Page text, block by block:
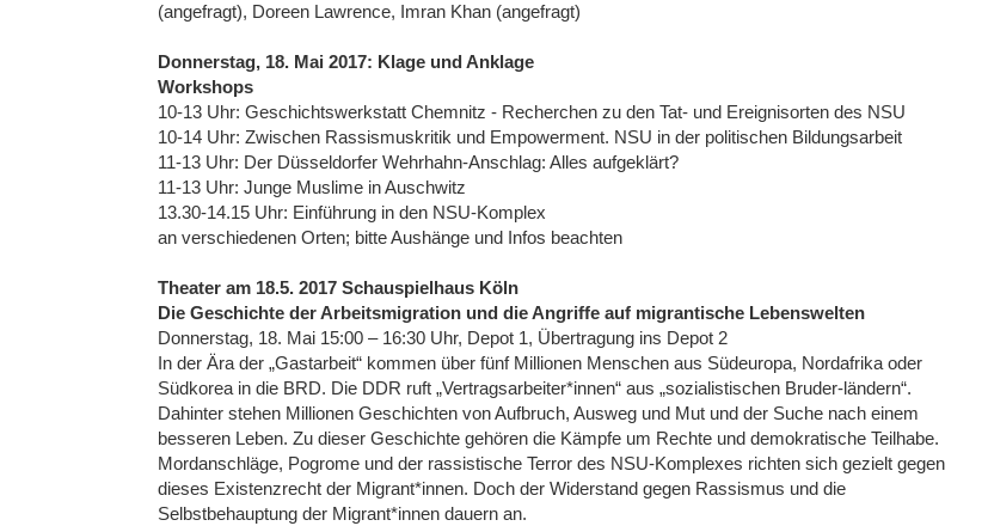
(angefragt), Doreen Lawrence, Imran Khan (angefragt)
Donnerstag, 18. Mai 2017: Klage und Anklage
Workshops
10-13 Uhr: Geschichtswerkstatt Chemnitz - Recherchen zu den Tat- und Ereignisorten des NSU
10-14 Uhr: Zwischen Rassismuskritik und Empowerment. NSU in der politischen Bildungsarbeit
11-13 Uhr: Der Düsseldorfer Wehrhahn-Anschlag: Alles aufgeklärt?
11-13 Uhr: Junge Muslime in Auschwitz
13.30-14.15 Uhr: Einführung in den NSU-Komplex
an verschiedenen Orten; bitte Aushänge und Infos beachten
Theater am 18.5. 2017 Schauspielhaus Köln
Die Geschichte der Arbeitsmigration und die Angriffe auf migrantische Lebenswelten
Donnerstag, 18. Mai 15:00 – 16:30 Uhr, Depot 1, Übertragung ins Depot 2
In der Ära der „Gastarbeit“ kommen über fünf Millionen Menschen aus Südeuropa, Nordafrika oder
Südkorea in die BRD. Die DDR ruft „Vertragsarbeiter*innen“ aus „sozialistischen Bruder-ländern“.
Dahinter stehen Millionen Geschichten von Aufbruch, Ausweg und Mut und der Suche nach einem
besseren Leben. Zu dieser Geschichte gehören die Kämpfe um Rechte und demokratische Teilhabe.
Mordanschläge, Pogrome und der rassistische Terror des NSU-Komplexes richten sich gezielt gegen
dieses Existenzrecht der Migrant*innen. Doch der Widerstand gegen Rassismus und die
Selbstbehauptung der Migrant*innen dauern an.